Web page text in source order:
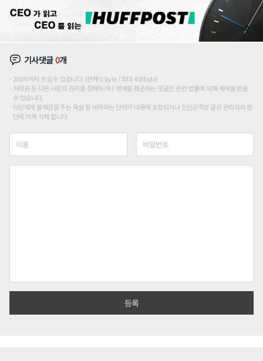
기사댓글0개
200자까지 쓰실 수 있습니다. (현재 0 byte / 최대 400byte)
저작권 등 다른 사람의 권리를 침해하거나 명예를 훼손하는 댓글은 관련 법률에 의해 제재를 받을
수 있습니다.
타인에게 불쾌감을 주는 욕설 등 비하하는 단어가 내용에 포함되거나 인신공격성 글은 관리자의 판
단에 의해 삭제 합니다.